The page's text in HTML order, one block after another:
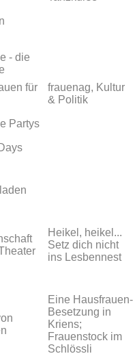
- die
für
frauenag, Kultur
& Politik
Partys
Heikel, heikel...
Setz dich nicht
ins Lesbennest
Eine Hausfrauen-
Besetzung in
Kriens;
Frauenstock im
Schlössli